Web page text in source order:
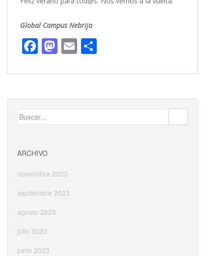
Global Campus Nebrija
F
e
b
o
M
to
d
E
ai
l
m
p
Buscar:
ARCHIVO
noviembre 2023
septiembre 2023
agosto 2023
julio 2023
junio 2023